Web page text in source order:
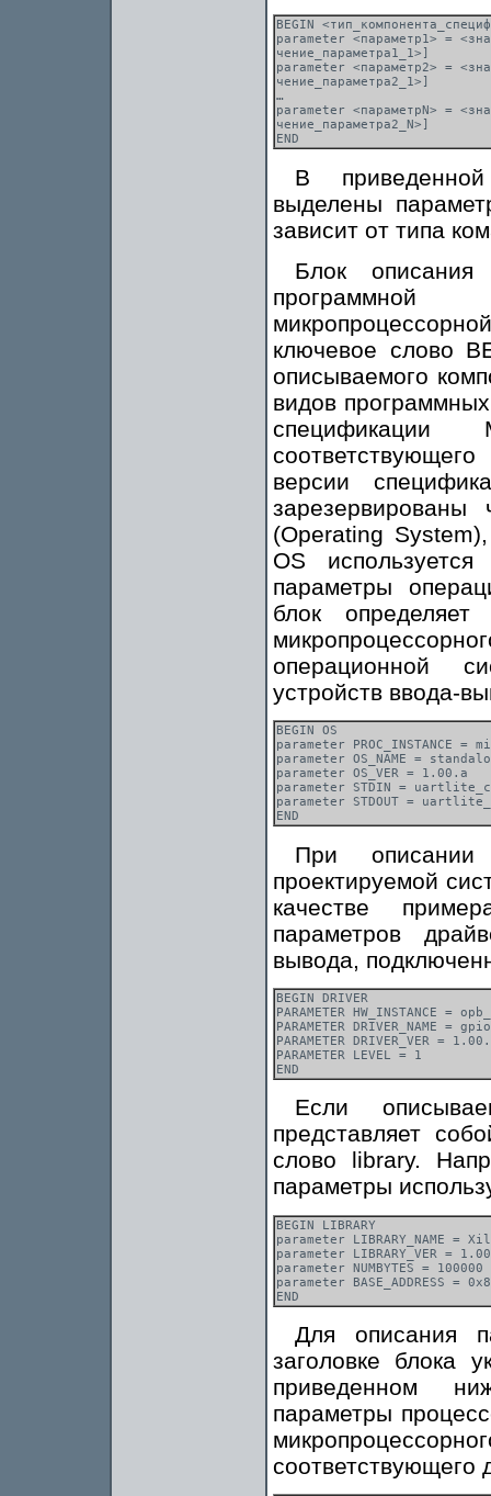
BEGIN
parameter <параметр1> =
чение_параметра1_1>]
parameter <параметр2> =
чение_параметра2_1>]
…
parameter <параметрN> =
чение_параметра2_N>]
В
выделены
зависит от типа
Блок описания
ключевое слово
описываемого
видов
версии
(Operating
OS
параметры
блок
операционной
устройств ввода-
BEGIN OS
parameter PROC_INSTANCE =
parameter OS_NAME =
parameter OS_VER = 1.00.a
parameter STDIN =
parameter STDOUT =
При описании
проектируемой
качестве
параметров
вывода,
BEGIN DRIVER
PARAMETER HW_INSTANCE =
PARAMETER DRIVER_NAME = gpio
PARAMETER DRIVER_VER =
PARAMETER LEVEL = 1
Если
представляет
слово library.
параметры
BEGIN LIBRARY
parameter LIBRARY_NAME =
parameter LIBRARY_VER =
parameter NUMBYTES = 100000
parameter BASE_ADDRESS =
Для описания
заголовке блока
приведенном
параметры
соответствующего